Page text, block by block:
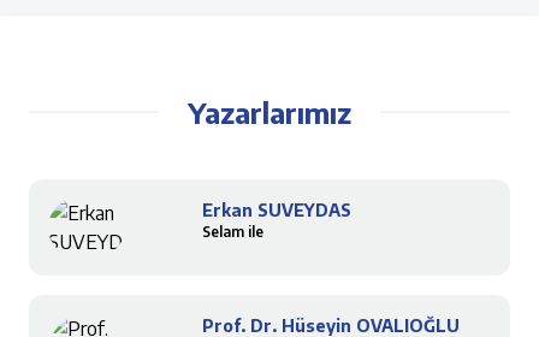
Yazarlarımız
Erkan SUVEYDAS
Selam ile
Prof. Dr. Hüseyin OVALIOĞLU